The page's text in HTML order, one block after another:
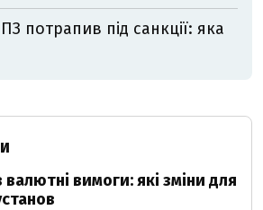
потрапив під санкції: яка
вимоги: які зміни для